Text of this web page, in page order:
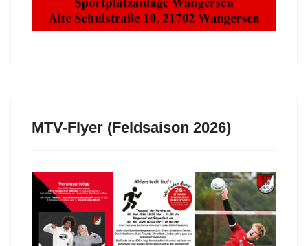
MTV-Flyer (Feldsaison 2026)